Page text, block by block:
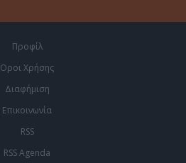
Προφίλ
Οροι Χρήσης
Διαφήμιση
Επικοινωνία
RSS
RSS Agenda